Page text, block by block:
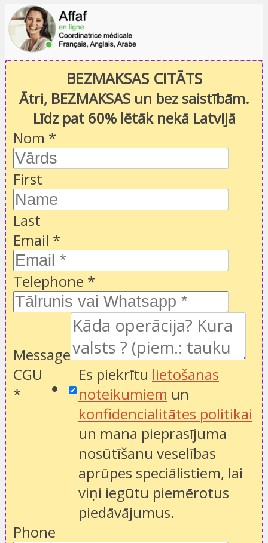
BEZMAKSAS CITĀTS
Ātri, BEZMAKSAS un bez saistībām.
Līdz pat 60% lētāk nekā Latvijā
Nom *
First
Last
Email *
Telephone *
Message
CGU
*
Es piekrītu lietošanas
noteikumiem un
konfidencialitātes politikai
un mana pieprasījuma
nosūtīšanu veselības
aprūpes speciālistiem, lai
viņi iegūtu piemērotus
piedāvājumus.
Phone